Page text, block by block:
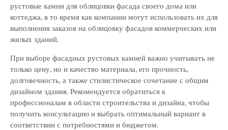
рустовые камни для облицовки фасада своего дома или
коттеджа, в то время как компании могут использовать их для
выполнения заказов на облицовку фасадов коммерческих или
жилых зданий.
При выборе фасадных рустовых камней важно учитывать не
только цену, но и качество материала, его прочность,
долговечность, а также стилистическое сочетание с общим
дизайном здания. Рекомендуется обратиться к
профессионалам в области строительства и дизайна, чтобы
получить консультацию и выбрать оптимальный вариант в
соответствии с потребностями и бюджетом.